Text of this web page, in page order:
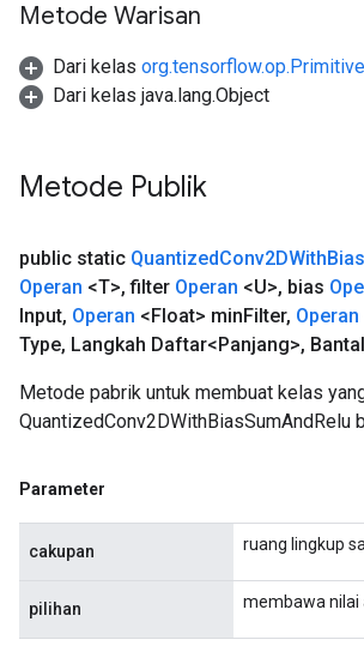
Metode Warisan
Dari kelas
Dari kelas java.lang.Object
Metode Publik
public static QuantizedConv2DWithBias
Operan <T>, filter Operan <U>, bias
Input, Operan <Float> minFilter, Operan
Type, Langkah Daftar<Panjang>,
Metode pabrik untuk membuat kelas
QuantizedConv2DWithBiasSumAndRelu
Parameter
cakupan ruang lingkup
pilihan membawa nilai